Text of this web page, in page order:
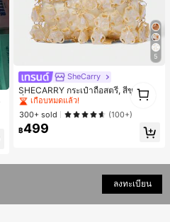
5
SheCarry
SHECARRY กระเป๋าถือสตรี, สีขาว, แฟ
ชั่น, สง่างาม, วันหยุด, งานปาร์ตี้
#1 ขายดี
เกือบหมดแล้ว!
#1 ขายดี
ใน บรรยากาศฤดูร้อน กระเป๋าหูหิ้วด้านบนผู้หญิง
เกือบหมดแล้ว!
#1 ขายดี
ใน บรรยากาศฤดูร้อน กระเป๋าหูหิ้วด้านบนผู้หญิง
เกือบหมดแล้ว!
#1 ขายดี
ใน บรรยากาศฤดูร้อน กระเป๋าหูหิ้วด้านบนผู้หญิง
300+ sold (100+)
฿499
ลงทะเบียน